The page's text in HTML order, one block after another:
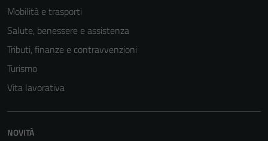
Mobilità e trasporti
Salute, benessere e assistenza
Tributi, finanze e contravvenzioni
Turismo
Vita lavorativa
NOVITÀ